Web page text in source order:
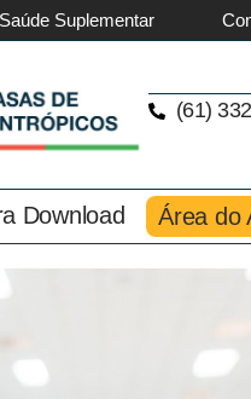
Saúde Suplementar
(61)
Download Área do